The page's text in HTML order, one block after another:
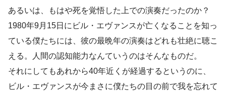
あるいは、もはや死を覚悟した上での演奏だったのか？
1980年9月15日にビル・エヴァンスが亡くなることを知っ
ている僕たちには、彼の最晩年の演奏はどれも壮絶に聴こ
える。人間の認知能力なんていうのはそんなものだ。
それにしてもあれから40年近くが経過するというのに、
ビル・エヴァンスが今まさに僕たちの目の前で我を忘れて